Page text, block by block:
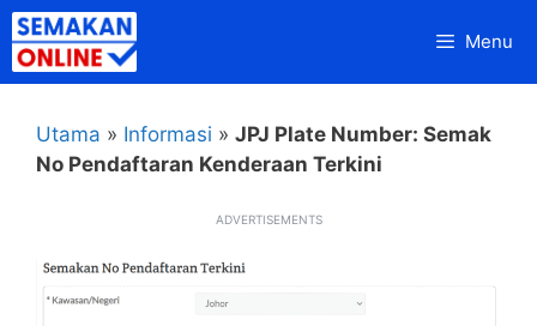
Skip
to
content
Menu
Utama » Informasi » JPJ Plate Number: Semak
No Pendaftaran Kenderaan Terkini
ADVERTISEMENTS